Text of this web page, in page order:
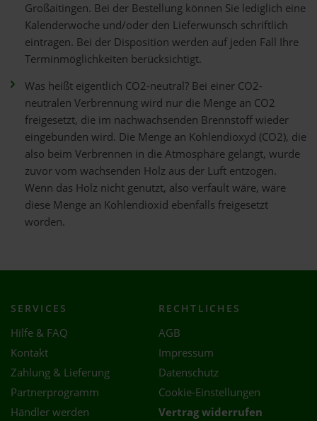
Großaitingen. Bei der Bestellung können Sie lediglich eine
Kalenderwoche und/oder den Lieferwunsch schriftlich
eintragen. Bei der Disposition werden auf jeden Fall Ihre
Terminmöglichkeiten berücksichtigt.
Was heißt eigentlich CO2-neutral? Bei einer CO2-
neutralen Verbrennung wird nur die Menge an CO2
freigesetzt, die im nachwachsenden Brennstoff wieder
eingebunden wird. Die Menge an Kohlendioxyd (CO2), die
also beim Verbrennen in die Atmosphäre gelangt, wurde
zuvor vom wachsenden Holz aus der Luft entzogen.
Wenn das Holz nicht genutzt, also verfault wäre, wäre
diese Menge an Kohlendioxid ebenfalls freigesetzt
worden.
SERVICES
Hilfe & FAQ
Kontakt
Zahlung & Lieferung
Partnerprogramm
Händler werden
RECHTLICHES
AGB
Impressum
Datenschutz
Cookie-Einstellungen
Vertrag widerrufen